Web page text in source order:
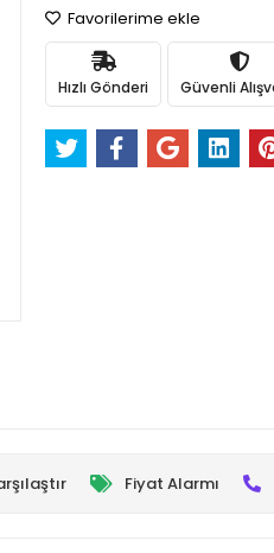
Favorilerime ekle
Hızlı Gönderi Güvenli
Fiyat Alarmı